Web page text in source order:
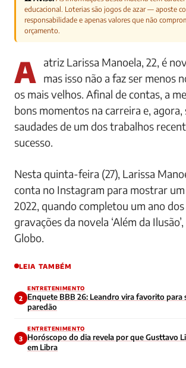
educacional. Loterias são jogos de azar — aposte
responsabilidade e apenas valores que não
orçamento.
A atriz Larissa Manoela, 22, é nova de idade,
mas isso não a faz ser menos
os mais velhos. Afinal de contas, a
bons momentos na carreira e, agora,
saudades de um dos trabalhos
sucesso.
Nesta quinta-feira (27), Larissa
conta no Instagram para mostrar
2022, quando completou um ano
gravações da novela ‘Além da
Globo.
LEIA TAMBÉM
2
ENTRETENIMENTO
Enquete BBB 26: Leandro vira favorito para
paredão
3
ENTRETENIMENTO
Horóscopo do dia revela por que Gusttavo
em Libra